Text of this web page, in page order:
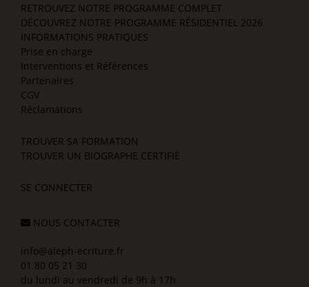
RETROUVEZ NOTRE PROGRAMME COMPLET
DÉCOUVREZ NOTRE PROGRAMME RÉSIDENTIEL 2026
INFORMATIONS PRATIQUES
Prise en charge
Interventions et Références
Partenaires
CGV
Réclamations
TROUVER SA FORMATION
TROUVER UN BIOGRAPHE CERTIFIÉ
SE CONNECTER
NOUS CONTACTER
info@aleph-ecriture.fr
01 80 05 21 30
du lundi au vendredi de 9h à 17h